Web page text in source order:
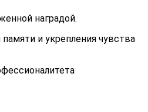
наградой.
и укрепления чувства